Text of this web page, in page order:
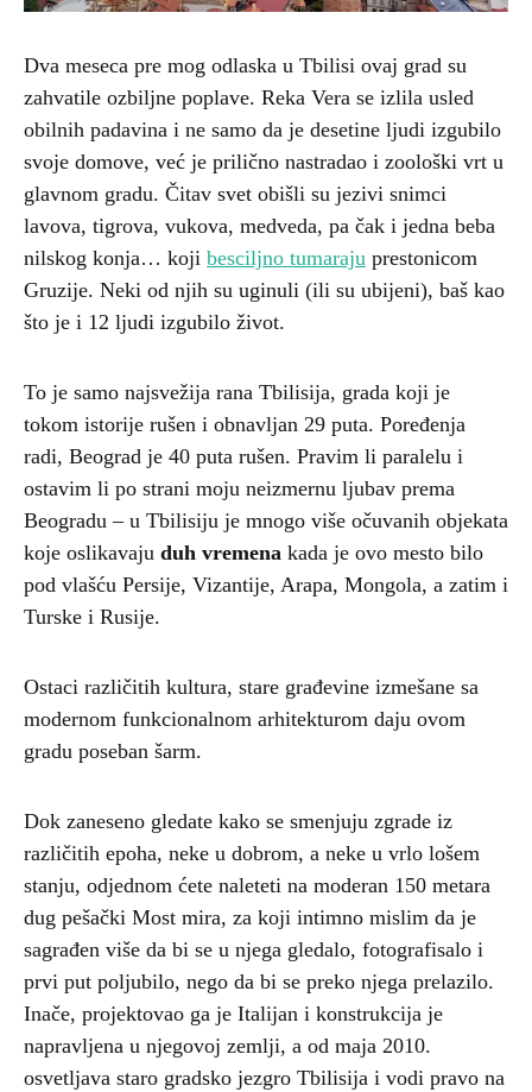
Dva meseca pre mog odlaska u Tbilisi ovaj grad su
zahvatile ozbiljne poplave. Reka Vera se izlila usled
obilnih padavina i ne samo da je desetine ljudi izgubilo
svoje domove, već je prilično nastradao i zoološki vrt u
glavnom gradu. Čitav svet obišli su jezivi snimci
lavova, tigrova, vukova, medveda, pa čak i jedna beba
nilskog konja… koji besciljno tumaraju prestonicom
Gruzije. Neki od njih su uginuli (ili su ubijeni), baš kao
što je i 12 ljudi izgubilo život.
To je samo najsvežija rana Tbilisija, grada koji je
tokom istorije rušen i obnavljan 29 puta. Poređenja
radi, Beograd je 40 puta rušen. Pravim li paralelu i
ostavim li po strani moju neizmernu ljubav prema
Beogradu – u Tbilisiju je mnogo više očuvanih objekata
koje oslikavaju duh vremena kada je ovo mesto bilo
pod vlašću Persije, Vizantije, Arapa, Mongola, a zatim i
Turske i Rusije.
Ostaci različitih kultura, stare građevine izmešane sa
modernom funkcionalnom arhitekturom daju ovom
gradu poseban šarm.
Dok zaneseno gledate kako se smenjuju zgrade iz
različitih epoha, neke u dobrom, a neke u vrlo lošem
stanju, odjednom ćete naleteti na moderan 150 metara
dug pešački Most mira, za koji intimno mislim da je
sagrađen više da bi se u njega gledalo, fotografisalo i
prvi put poljubilo, nego da bi se preko njega prelazilo.
Inače, projektovao ga je Italijan i konstrukcija je
napravljena u njegovoj zemlji, a od maja 2010.
osvetljava staro gradsko jezgro Tbilisija i vodi pravo na